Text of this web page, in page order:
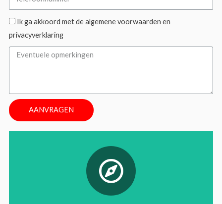
Ik ga akkoord met de algemene voorwaarden en
privacyverklaring
AANVRAGEN
bereikbaar zijn dan bellen we u zo spoedig mogelijk
terug.